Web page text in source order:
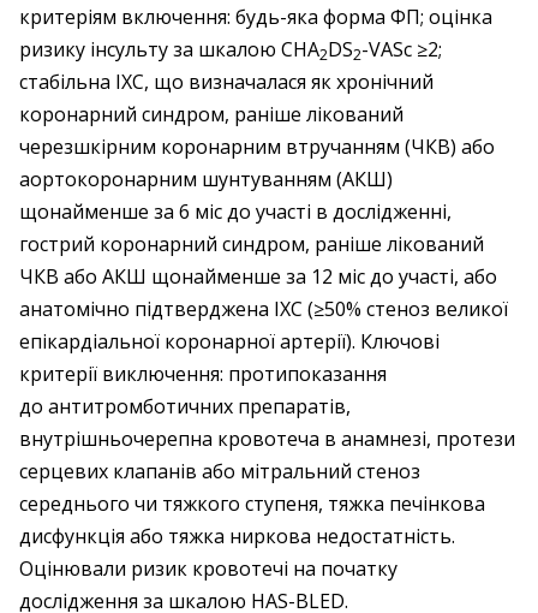
критеріям включення: будь-яка форма ФП; оцінка
ризику інсульту за шкалою CHA2DS2-VASc ≥2;
стабільна ІХС, що визначалася як хронічний
коронарний синдром, раніше лікований
черезшкірним коронарним втручанням (ЧКВ) або
аортокоронарним шунтуванням (АКШ)
щонайменше за 6 міс до участі в дослідженні,
гострий коронарний синдром, раніше лікований
ЧКВ або АКШ щонайменше за 12 міс до участі, або
анатомічно підтверджена ІХС (≥50% стеноз великої
епікардіальної коронарної артерії). Ключові
критерії виключення: протипоказання
до антитромботичних препаратів,
внутрішньочерепна кровотеча в анамнезі, протези
серцевих клапанів або мітральний стеноз
середнього чи тяжкого ступеня, тяжка печінкова
дисфункція або тяжка ниркова недостатність.
Оцінювали ризик кровотечі на початку
дослідження за шкалою HAS-BLED.